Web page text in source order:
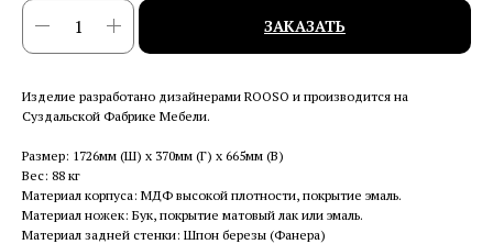
ЗАКАЗАТЬ
Изделие разработано дизайнерами ROOSO и производится на
Суздальской Фабрике Мебели.
Размер: 1726мм (Ш) x 370мм (Г) x 665мм (В)
Вес: 88 кг
Материал корпуса: МДФ высокой плотности, покрытие эмаль.
Материал ножек: Бук, покрытие матовый лак или эмаль.
Материал задней стенки: Шпон березы (Фанера)